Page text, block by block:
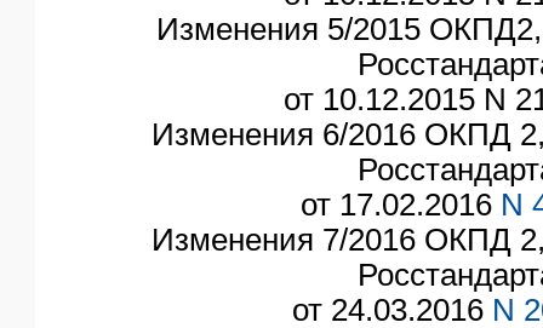
Изменения 5/2015
от 10.12.2015 N
Изменения 6/2016 ОКПД
от 17.02.2016 N
Изменения 7/2016 ОКПД
от 24.03.2016 N